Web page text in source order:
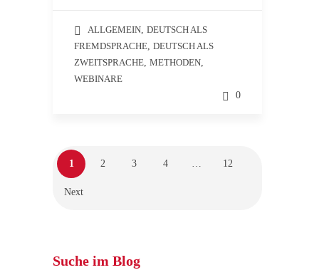
ALLGEMEIN, DEUTSCH ALS
FREMDSPRACHE, DEUTSCH ALS
ZWEITSPRACHE, METHODEN,
WEBINARE
0
1 2 3 4 … 12
Next
Suche im Blog